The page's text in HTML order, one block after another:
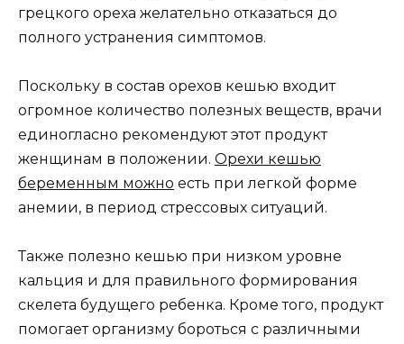
грецкого ореха желательно отказаться до
полного устранения симптомов.
Поскольку в состав орехов кешью входит
огромное количество полезных веществ, врачи
единогласно рекомендуют этот продукт
женщинам в положении. Орехи кешью
беременным можно есть при легкой форме
анемии, в период стрессовых ситуаций.
Также полезно кешью при низком уровне
кальция и для правильного формирования
скелета будущего ребенка. Кроме того, продукт
помогает организму бороться с различными